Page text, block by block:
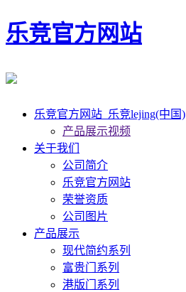
乐竞官方网站
乐竞官方网站_乐竞lejing(中国)
产品展示视频
关于我们
公司简介
乐竞官方网站
荣誉资质
公司图片
产品展示
现代简约系列
富贵门系列
港版门系列